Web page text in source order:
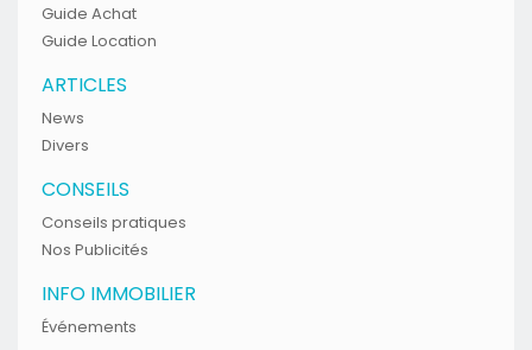
Guide Achat
Guide Location
ARTICLES
News
Divers
CONSEILS
Conseils pratiques
Nos Publicités
INFO IMMOBILIER
Événements